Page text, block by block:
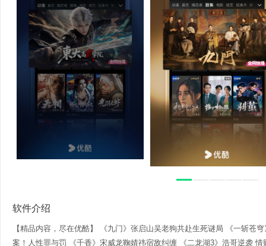
软件介绍
【精品内容，尽在优酷】 《九门》张启山吴老狗共赴生死谜局 《一斩苍
案！人性罪与罚 《千香》宋威龙鞠婧祎宿敌纠缠 《二龙湖3》浩哥逆袭